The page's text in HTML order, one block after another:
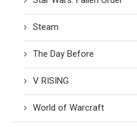
Steam
The Day Before
V RISING
World of Warcraft